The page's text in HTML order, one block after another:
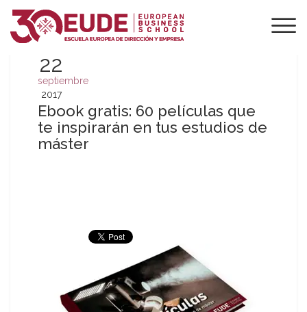
22
septiembre
2017
Ebook gratis: 60 películas que
te inspirarán en tus estudios de
máster